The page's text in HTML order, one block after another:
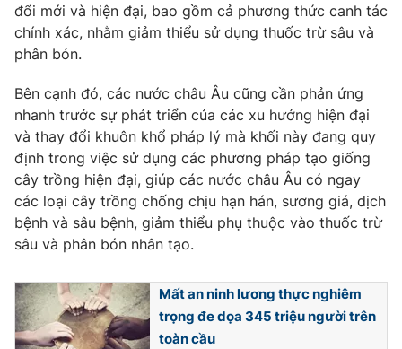
THỜI BÁO VTV
Theo dõi báo trên
Cơ quan chủ quản: Đài Truyền hình Việt Nam
Cơ quan báo chí:Thời báo VTV
Giấy phép hoạt động báo in và báo điện tử số 483/GP-BTTTT
cấp ngày 29/12/2023
Phó Tổng Biên tập:Nguyễn Thị Mỹ Hạnh, Phạm Quốc Thắng,
Nguyễn Trọng Ninh
Tổng đài VTV:024.38 355 931 - 024.38 355 932
đổi mới và hiện đại, bao gồm cả phương thức canh tác
chính xác, nhằm giảm thiểu sử dụng thuốc trừ sâu và
phân bón.
Bên cạnh đó, các nước châu Âu cũng cần phản ứng
nhanh trước sự phát triển của các xu hướng hiện đại
và thay đổi khuôn khổ pháp lý mà khối này đang quy
định trong việc sử dụng các phương pháp tạo giống
cây trồng hiện đại, giúp các nước châu Âu có ngay
các loại cây trồng chống chịu hạn hán, sương giá, dịch
bệnh và sâu bệnh, giảm thiểu phụ thuộc vào thuốc trừ
sâu và phân bón nhân tạo.
Mất an ninh lương thực nghiêm
trọng đe dọa 345 triệu người trên
toàn cầu